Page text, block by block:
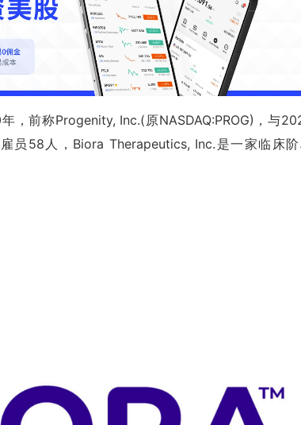
，前称Progenity, Inc.(原NASDAQ:PROG)，与
员58人，Biora Therapeutics, Inc.是一家临床